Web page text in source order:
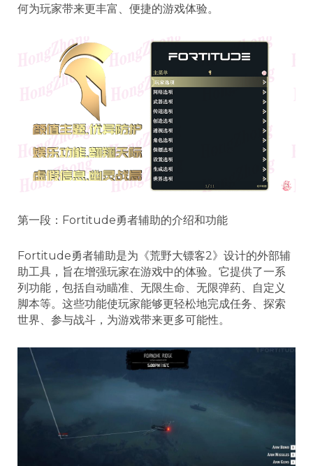
何为玩家带来更丰富、便捷的游戏体验。
第一段：Fortitude勇者辅助的介绍和功能
Fortitude勇者辅助是为《荒野大镖客2》设计的外部辅
助工具，旨在增强玩家在游戏中的体验。它提供了一系
列功能，包括自动瞄准、无限生命、无限弹药、自定义
脚本等。这些功能使玩家能够更轻松地完成任务、探索
世界、参与战斗，为游戏带来更多可能性。